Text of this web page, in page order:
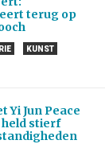
terug op
KUNST
Yi Jun Peace
stierf